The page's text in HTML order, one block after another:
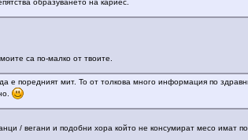
образуването на кариес.
са по-малко от твоите.
е поредният мит. То от толкова много информация по
/ вегани и подобни хора който не консумират месо имат